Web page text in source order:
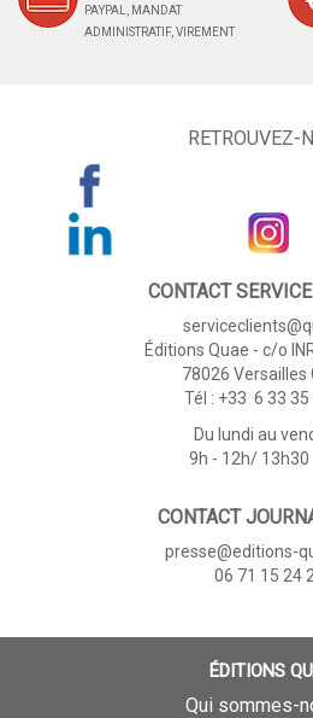
PAYPAL, MANDAT
ADMINISTRATIF, VIREMENT
RETROUVEZ-
CONTACT
Éditions Quae - c/o
78026 Versailles
Tél : +33 6 33 35
Du lundi au
9h - 12h/ 13h30
CONTACT
presse@editions-
06 71 15 24
ÉDITIONS
Qui sommes-